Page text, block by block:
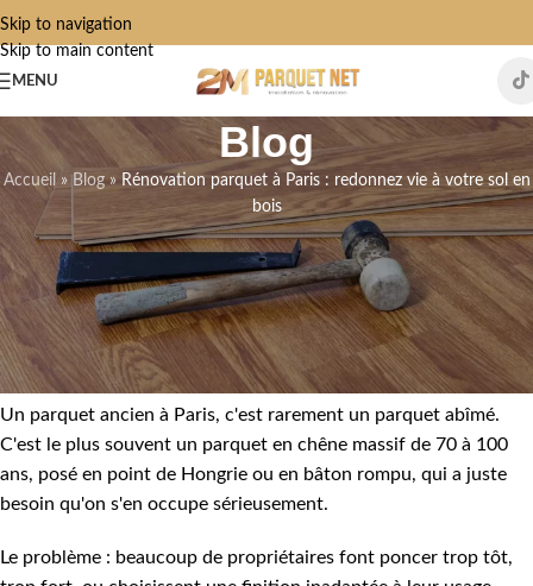
Skip to navigation
Skip to main content
MENU
Blog
Accueil » Blog» Rénovation parquet à Paris : redonnez vie à votre sol en
bois
RÉNOVATION PARQUET
Rénovation parquet à Paris :
redonnez vie à votre sol en bois
Admin2M ParquetNet2024 On 2 juin 2026
Un parquet ancien à Paris, c'est rarement un parquet abîmé.
C'est le plus souvent un parquet en chêne massif de 70 à 100
ans, posé en point de Hongrie ou en bâton rompu, qui a juste
besoin qu'on s'en occupe sérieusement.
Le problème : beaucoup de propriétaires font poncer trop tôt,